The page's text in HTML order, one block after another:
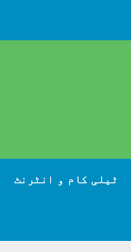
ٹیلی کام و انٹرنٹ